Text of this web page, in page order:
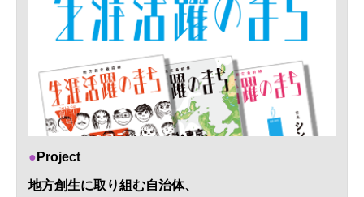
Project
地方創生に取り組む自治体、